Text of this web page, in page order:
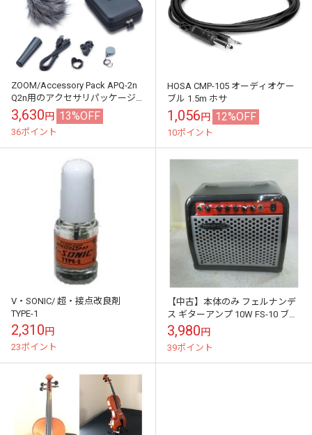
ZOOM/Accessory Pack APQ-2n
Q2n用のアクセサリパッケージ
【ズーム】
3,630円 13%OFF
36ポイント
HOSA CMP-105 オーディオケー
ブル 1.5m ホサ
1,056円 12%OFF
10ポイント
V・SONIC/ 超・接点改良剤
TYPE-1
2,310円
23ポイント
【中古】本体のみ フェルナンデ
ス ギターアンプ 10W FS-10 ブラ
ック系
3,980円
39ポイント